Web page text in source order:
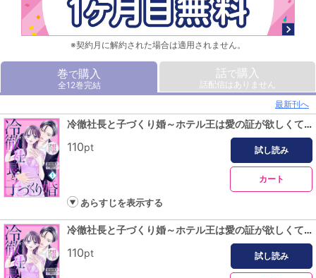
※契約月に解約された場合は適用されません。
巻で購入
全12巻完結
話で購入
話配信はありません
最新刊へ
冷徹社長と子づくり婚～ホテル王は愛の証が欲しくてたまらない～【分冊版】1話
110pt 試し読み
カート
あらすじを表示する
冷徹社長と子づくり婚～ホテル王は愛の証が欲しくてたまらない～【分冊版】2話
110pt 試し読み